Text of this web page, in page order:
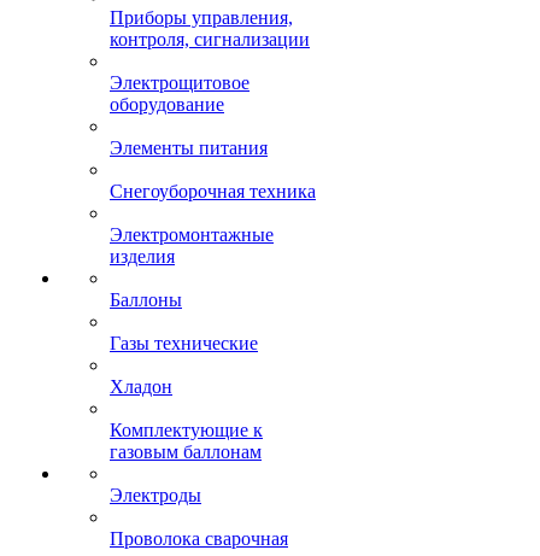
Приборы управления,
контроля, сигнализации
Электрощитовое
оборудование
Элементы питания
Снегоуборочная техника
Электромонтажные
изделия
Баллоны
Газы технические
Хладон
Комплектующие к
газовым баллонам
Электроды
Проволока сварочная